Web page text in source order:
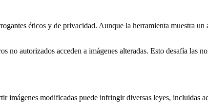
éticos y de privacidad. Aunque la herramienta muestra
no autorizados acceden a imágenes alteradas. Esto desafía las
imágenes modificadas puede infringir diversas leyes, incluidas